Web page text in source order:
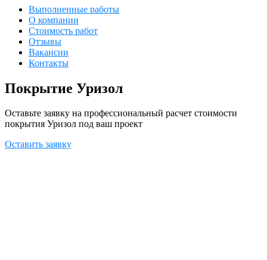
Выполненные работы
О компании
Стоимость работ
Отзывы
Вакансии
Контакты
Покрытие Уризол
Оставьте заявку на профессиональный расчет стоимости
покрытия Уризол под ваш проект
Оставить заявку